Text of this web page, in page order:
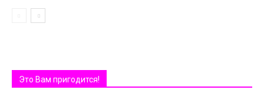
Это Вам пригодится!